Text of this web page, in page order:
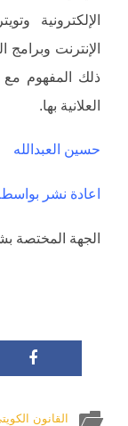
الإلكترونية
الإنترنت
ذلك المفهوم مع
العلانية بها.
حسين العبدالله
اعادة نشر
الجهة المختصة
القانون